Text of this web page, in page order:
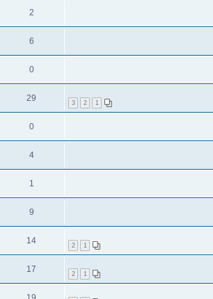
2
6
0
1
2
3
29
0
4
1
9
1
2
14
1
2
17